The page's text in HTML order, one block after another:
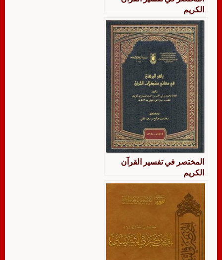
الكريم
المختصر في تفسير القرآن
الكريم